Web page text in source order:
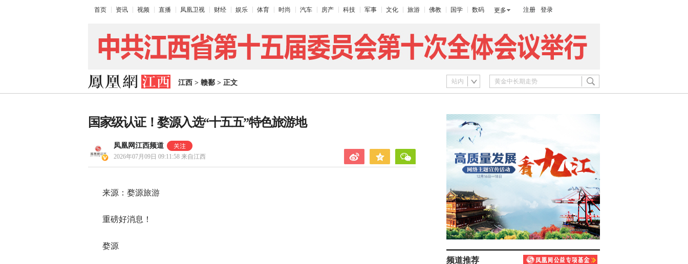
首页 资讯 视频 直播 凤凰卫视 财经 娱乐 体育 时尚 汽车 房产 科技 军事 文化 旅游 佛教 国学 数码 更多 注册 登录
江西 > 赣鄱 > 正文 站内
国家级认证！婺源入选“十五五”特色旅游地
凤凰网江西频道
2026年07月09日 09:11:58 来自江西
来源：婺源旅游
重磅好消息！
婺源
频道推荐